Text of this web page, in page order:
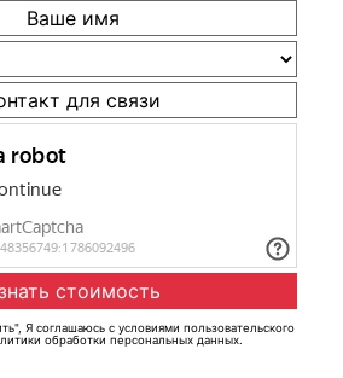
Я соглашаюсь с условиями пользовательского
обработки персональных данных